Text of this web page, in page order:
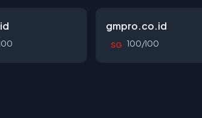
gmpro.co.id
SG 100/100